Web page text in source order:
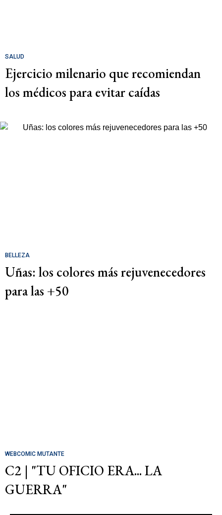
SALUD
Ejercicio milenario que recomiendan
los médicos para evitar caídas
BELLEZA
Uñas: los colores más rejuvenecedores
para las +50
WEBCOMIC MUTANTE
C2 | "TU OFICIO ERA... LA
GUERRA"